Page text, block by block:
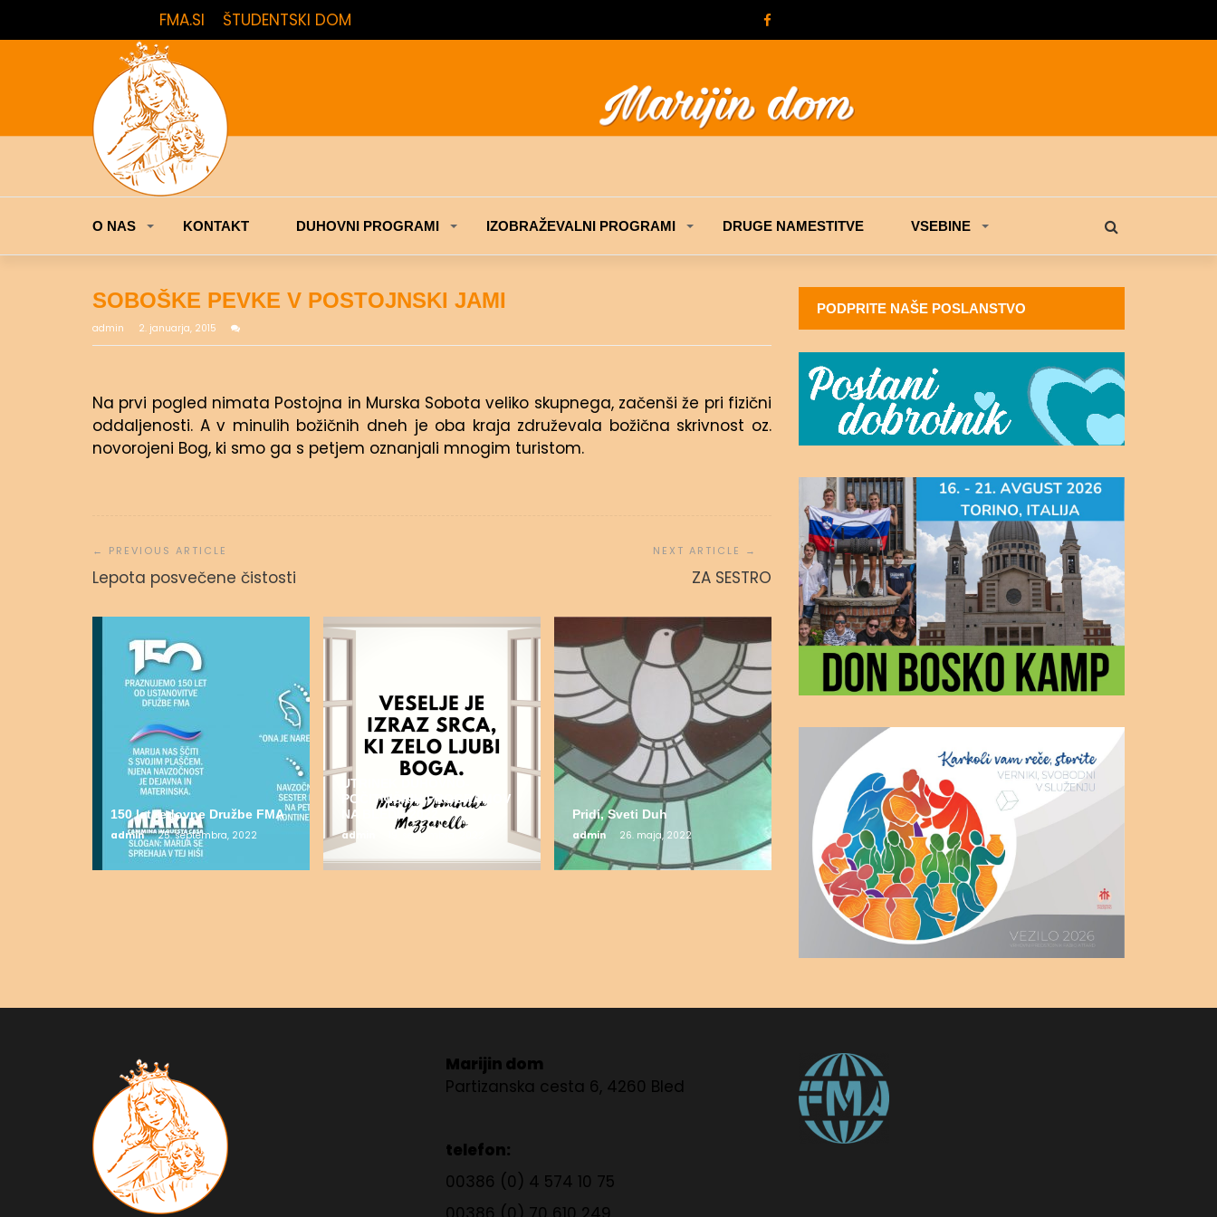
FMA.SI ŠTUDENTSKI DOM
O NAS KONTAKT DUHOVNI PROGRAMI IZOBRAŽEVALNI PROGRAMI DRUGE NAMESTITVE VSEBINE
SOBOŠKE PEVKE V POSTOJNSKI JAMI
admin 2. januarja, 2015
Na prvi pogled nimata Postojna in Murska Sobota veliko skupnega, začenši že pri fizični
oddaljenosti. A v minulih božičnih dneh je oba kraja združevala božična skrivnost oz.
novorojeni Bog, ki smo ga s petjem oznanjali mnogim turistom.
prispevka
Lepota posvečene čistosti ZA SESTRO
150 let redovne Družbe FMA
admin 25. septembra, 2022
UTRINEK DUHOVNO-
POČITNIŠKIH PROGRAMOV
NA BLEDU 2022
admin 19. septembra, 2022
Pridi, Sveti Duh
admin 26. maja, 2022
PODPRITE NAŠE POSLANSTVO
Marijin dom
Partizanska cesta 6, 4260 Bled
telefon:
00386 (0) 4 574 10 75